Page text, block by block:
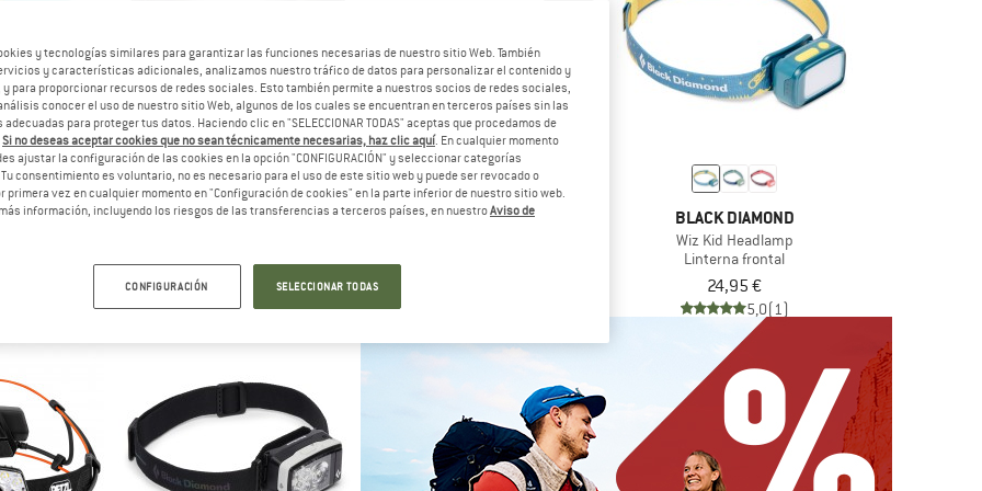
Core
hasta un 20%
BLACK DIAMOND
44,95 € a partir de 35,96 €
4,5(26)
13%
SILVA BLACK DIAMOND
Wiz Kid Headlamp
Linterna frontal
24,95 €
5,0(1)
y tecnologías similares para garantizar las funciones necesarias de nuestro sitio Web. También
y características adicionales, analizamos nuestro tráfico de datos para personalizar el contenido y
y para proporcionar recursos de redes sociales. Esto también permite a nuestros socios de redes sociales,
conocer el uso de nuestro sitio Web, algunos de los cuales se encuentran en terceros países sin las
para proteger tus datos. Haciendo clic en "SELECCIONAR TODAS" aceptas que procedamos de
Si no deseas aceptar cookies que no sean técnicamente necesarias, haz clic aquí. En cualquier momento
ajustar la configuración de las cookies en la opción "CONFIGURACIÓN" y seleccionar categorías
consentimiento es voluntario, no es necesario para el uso de este sitio web y puede ser revocado o
primera vez en cualquier momento en "Configuración de cookies" en la parte inferior de nuestro sitio web.
información, incluyendo los riesgos de las transferencias a terceros países, en nuestroAviso de
CONFIGURACIÓN SELECCIONAR TODAS